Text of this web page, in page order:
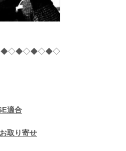
適合
取り寄せ